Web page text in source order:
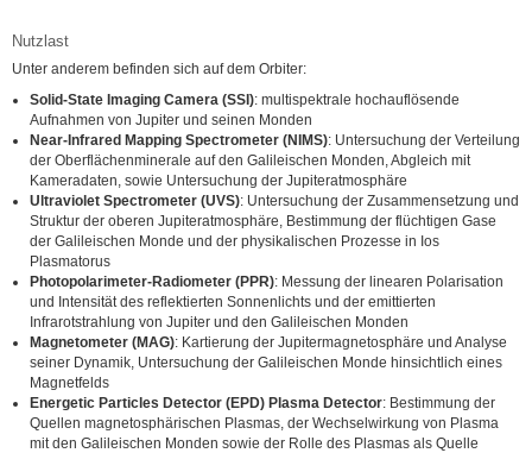
Nutzlast
Unter anderem befinden sich auf dem Orbiter:
Solid-State Imaging Camera (SSI): multispektrale hochauflösende
Aufnahmen von Jupiter und seinen Monden
Near-Infrared Mapping Spectrometer (NIMS): Untersuchung der Verteilung
der Oberflächenminerale auf den Galileischen Monden, Abgleich mit
Kameradaten, sowie Untersuchung der Jupiteratmosphäre
Ultraviolet Spectrometer (UVS): Untersuchung der Zusammensetzung und
Struktur der oberen Jupiteratmosphäre, Bestimmung der flüchtigen Gase
der Galileischen Monde und der physikalischen Prozesse in Ios
Plasmatorus
Photopolarimeter-Radiometer (PPR): Messung der linearen Polarisation
und Intensität des reflektierten Sonnenlichts und der emittierten
Infrarotstrahlung von Jupiter und den Galileischen Monden
Magnetometer (MAG): Kartierung der Jupitermagnetosphäre und Analyse
seiner Dynamik, Untersuchung der Galileischen Monde hinsichtlich eines
Magnetfelds
Energetic Particles Detector (EPD) Plasma Detector: Bestimmung der
Quellen magnetosphärischen Plasmas, der Wechselwirkung von Plasma
mit den Galileischen Monden sowie der Rolle des Plasmas als Quelle